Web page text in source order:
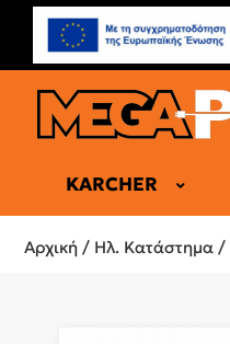
KARCHER
Αρχική / Ηλ. Κατάστημα /